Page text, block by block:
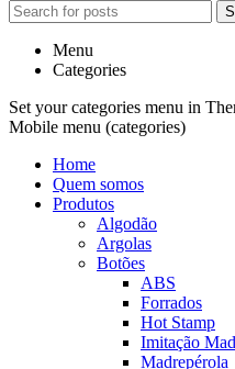
Menu
Categories
Set your categories menu in
Mobile menu (categories)
Home
Quem somos
Produtos
Algodão
Argolas
Botões
ABS
Forrados
Hot Stamp
Imitação
Madrepérola